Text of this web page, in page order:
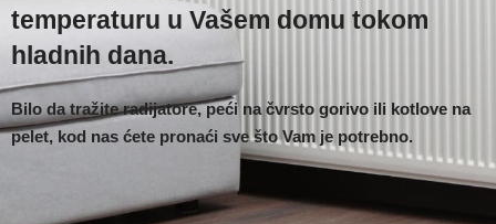
temperaturu u Vašem domu tokom
hladnih dana.
Bilo da tražite radijatore, peći na čvrsto gorivo ili kotlove na
pelet, kod nas ćete pronaći sve što Vam je potrebno.